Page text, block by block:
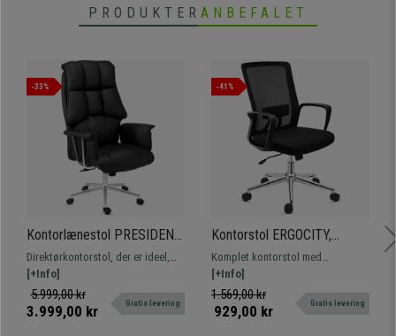
PRODUKTER ANBEFALET
-33%
Kontorlænestol PRESIDENT,
Maksimal Komfort, Dobbelt
Polstring, Meget Elegant,
Sort Læder
Direktørkontorstol, der er ideel,
hvis du er på udkig efter maksimal
udstråling og komfort. Det er som
sofaen i dit hjem! Hurtig levering.
[+Info]
5.999,00 kr
3.999,00 kr Gratis levering
-41%
Kontorstol ERGOCITY,
Lændestøtte, Vipbart
ryglæn, I sort
Komplet kontorstol med
spektakulær lændestøtte, meget
komfortabel. Robust og holdbar
med metalfod.
[+Info]
1.569,00 kr
929,00 kr Gratis levering